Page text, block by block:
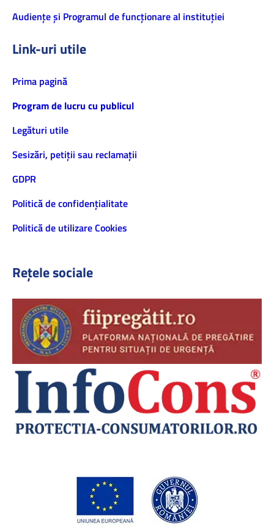
Audiențe și Programul de funcționare al instituției
Link-uri utile
Prima pagină
Program de lucru cu publicul
Legături utile
Sesizări, petiţii sau reclamații
GDPR
Politică de confidenţialitate
Politică de utilizare Cookies
Rețele sociale